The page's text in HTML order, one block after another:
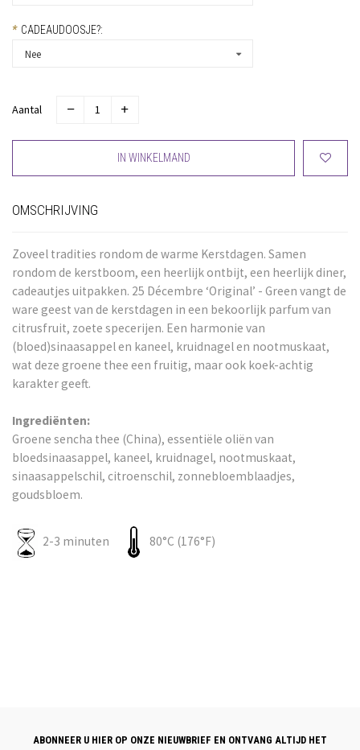
CADEAUDOOSJE?:
*
Nee
Aantal
IN WINKELMAND
OMSCHRIJVING
Zoveel tradities rondom de warme Kerstdagen. Samen
rondom de kerstboom, een heerlijk ontbijt, een heerlijk diner,
cadeautjes uitpakken. 25 Décembre ‘Original’ - Green vangt de
ware geest van de kerstdagen in een bekoorlijk parfum van
citrusfruit, zoete specerijen. Een harmonie van
(bloed)sinaasappel en kaneel, kruidnagel en nootmuskaat,
wat deze groene thee een fruitig, maar ook koek-achtig
karakter geeft.
Ingrediënten:
Groene sencha thee (China), essentiële oliën van
bloedsinaasappel, kaneel, kruidnagel, nootmuskaat,
sinaasappelschil, citroenschil, zonnebloemblaadjes,
goudsbloem.
2-3 minuten 80°C (176°F)
ABONNEER U HIER OP ONZE NIEUWBRIEF EN ONTVANG ALTIJD HET